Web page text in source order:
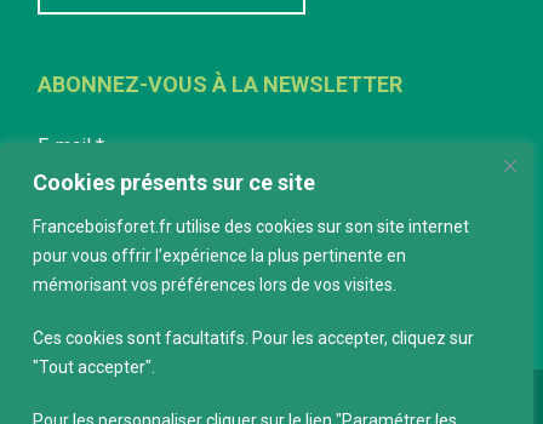
Cookies présents sur ce site
Franceboisforet.fr utilise des cookies sur son site internet
pour vous offrir l’expérience la plus pertinente en
mémorisant vos préférences lors de vos visites.
Ces cookies sont facultatifs. Pour les accepter, cliquez sur
"Tout accepter".
ABONNEZ-VOUS À LA NEWSLETTER
E-mail*